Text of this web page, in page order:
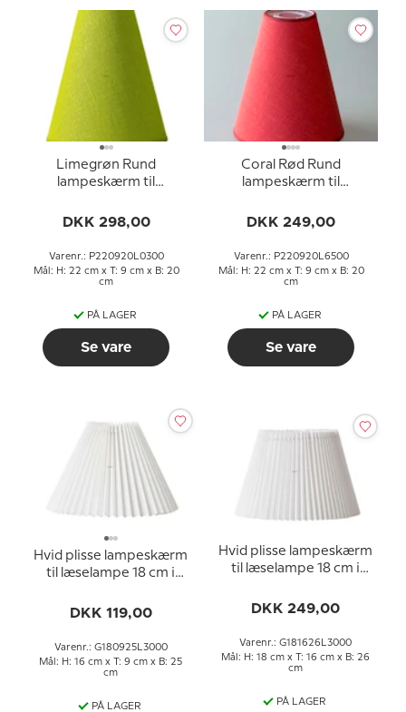
Limegrøn Rund
lampeskærm til
højden til E27 fatning
omløbsringe
DKK 298,00
Varenr.: P220920L0300
Mål: H: 22 cm x T: 9 cm x B: 20
cm
PÅ LAGER
Se vare
Coral Rød Rund
lampeskærm til
højden til E27 fatning
omløbsringe
DKK 249,00
Varenr.: P220920L6500
Mål: H: 22 cm x T: 9 cm x B: 20
cm
PÅ LAGER
Se vare
Hvid plisse lampeskærm
til læselampe 18 cm i
med gevind og
DKK 119,00
Varenr.: G180925L3000
Mål: H: 16 cm x T: 9 cm x B: 25
cm
PÅ LAGER
Hvid plisse lampeskærm
til læselampe 18 cm i
med gevind og
DKK 249,00
Varenr.: G181626L3000
Mål: H: 18 cm x T: 16 cm x B: 26
cm
PÅ LAGER